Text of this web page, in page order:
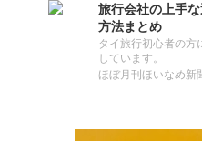
旅行会社の上手
方法まとめ
タイ旅行初心者の
しています。
ほぼ月刊ほいなめ新